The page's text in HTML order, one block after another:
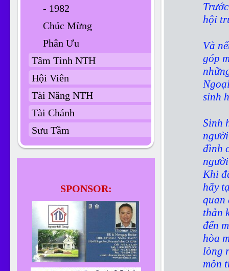
hội
Và
góp
sinh
Sinh
đình
Khi
hãy
quan
thản
đến
hòa
lòng
môn
- 1982
Chúc Mừng
Phân Ưu
Tâm Tình NTH
Hội Viên
Tài Năng NTH
Tài Chánh
Sưu Tầm
SPONSOR: